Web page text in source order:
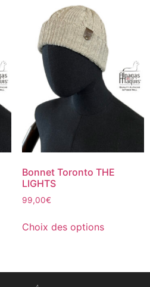
Bonnet Toronto THE
LIGHTS
99,00€
Choix des options